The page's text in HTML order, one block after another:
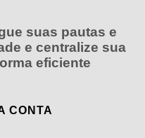
suas pautas e
e centralize sua
eficiente
CONTA